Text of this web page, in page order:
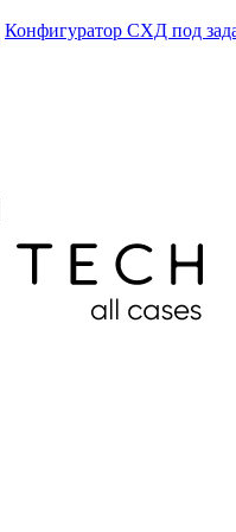
Конфигуратор СХД под